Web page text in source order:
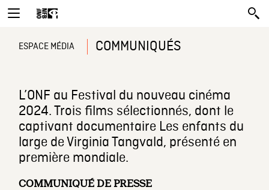
ESPACE MÉDIA COMMUNIQUÉS
L’ONF au Festival du nouveau cinéma
2024. Trois films sélectionnés, dont le
captivant documentaire Les enfants du
large de Virginia Tangvald, présenté en
première mondiale.
COMMUNIQUÉ DE PRESSE